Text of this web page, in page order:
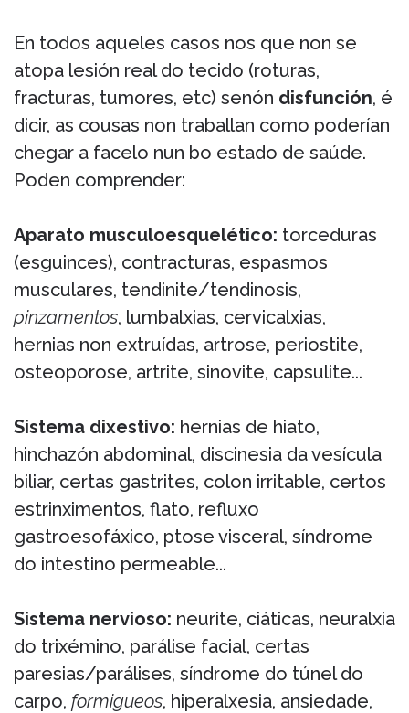
En todos aqueles casos nos que non se
atopa lesión real do tecido (roturas,
fracturas, tumores, etc) senón disfunción, é
dicir, as cousas non traballan como poderían
chegar a facelo nun bo estado de saúde.
Poden comprender:
Aparato musculoesquelético: torceduras
(esguinces), contracturas, espasmos
musculares, tendinite/tendinosis,
pinzamentos, lumbalxias, cervicalxias,
hernias non extruídas, artrose, periostite,
osteoporose, artrite, sinovite, capsulite...
Sistema dixestivo: hernias de hiato,
hinchazón abdominal, discinesia da vesícula
biliar, certas gastrites, colon irritable, certos
estrinximentos, flato, refluxo
gastroesofáxico, ptose visceral, síndrome
do intestino permeable...
Sistema nervioso: neurite, ciáticas, neuralxia
do trixémino, parálise facial, certas
paresias/parálises, síndrome do túnel do
carpo, formigueos, hiperalxesia, ansiedade,